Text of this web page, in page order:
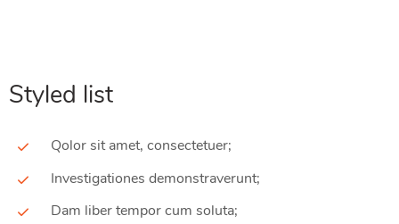
Styled list
Qolor sit amet, consectetuer;
Investigationes demonstraverunt;
Dam liber tempor cum soluta;